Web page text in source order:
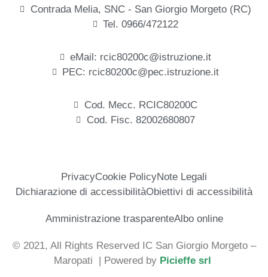
Contrada Melia, SNC - San Giorgio Morgeto (RC)
Tel. 0966/472122
eMail: rcic80200c@istruzione.it
PEC: rcic80200c@pec.istruzione.it
Cod. Mecc. RCIC80200C
Cod. Fisc. 82002680807
PrivacyCookie PolicyNote Legali
Dichiarazione di accessibilitàObiettivi di accessibilità
Amministrazione trasparenteAlbo online
© 2021, All Rights Reserved IC San Giorgio Morgeto –
Maropati
| Powered by Picieffe srl